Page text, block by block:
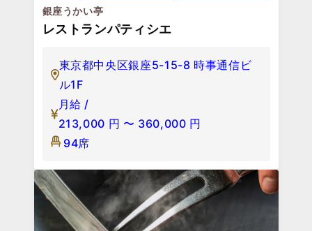
銀座うかい亭
レストランパティシエ
東京都中央区銀座5-15-8 時事通信ビ
ル1F
月給 /
213,000 円 〜 360,000 円
94席